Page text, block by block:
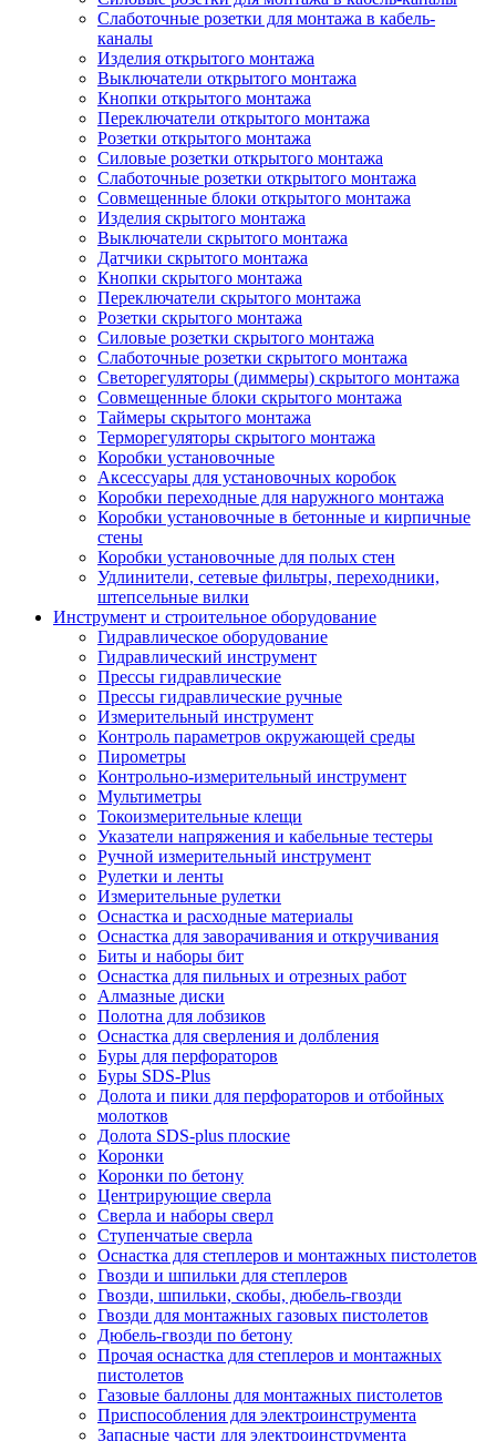
Слаботочные розетки для монтажа в кабель-
каналы
Изделия открытого монтажа
Выключатели открытого монтажа
Кнопки открытого монтажа
Переключатели открытого монтажа
Розетки открытого монтажа
Силовые розетки открытого монтажа
Слаботочные розетки открытого монтажа
Совмещенные блоки открытого монтажа
Изделия скрытого монтажа
Выключатели скрытого монтажа
Датчики скрытого монтажа
Кнопки скрытого монтажа
Переключатели скрытого монтажа
Розетки скрытого монтажа
Силовые розетки скрытого монтажа
Слаботочные розетки скрытого монтажа
Светорегуляторы (диммеры) скрытого монтажа
Совмещенные блоки скрытого монтажа
Таймеры скрытого монтажа
Терморегуляторы скрытого монтажа
Коробки установочные
Аксессуары для установочных коробок
Коробки переходные для наружного монтажа
Коробки установочные в бетонные и кирпичные
стены
Коробки установочные для полых стен
Удлинители, сетевые фильтры, переходники,
штепсельные вилки
Инструмент и строительное оборудование
Гидравлическое оборудование
Гидравлический инструмент
Прессы гидравлические
Прессы гидравлические ручные
Измерительный инструмент
Контроль параметров окружающей среды
Пирометры
Контрольно-измерительный инструмент
Мультиметры
Токоизмерительные клещи
Указатели напряжения и кабельные тестеры
Ручной измерительный инструмент
Рулетки и ленты
Измерительные рулетки
Оснастка и расходные материалы
Оснастка для заворачивания и откручивания
Биты и наборы бит
Оснастка для пильных и отрезных работ
Алмазные диски
Полотна для лобзиков
Оснастка для сверления и долбления
Буры для перфораторов
Буры SDS-Plus
Долота и пики для перфораторов и отбойных
молотков
Долота SDS-plus плоские
Коронки
Коронки по бетону
Центрирующие сверла
Сверла и наборы сверл
Ступенчатые сверла
Оснастка для степлеров и монтажных пистолетов
Гвозди и шпильки для степлеров
Гвозди, шпильки, скобы, дюбель-гвозди
Гвозди для монтажных газовых пистолетов
Дюбель-гвозди по бетону
Прочая оснастка для степлеров и монтажных
пистолетов
Газовые баллоны для монтажных пистолетов
Приспособления для электроинструмента
Запасные части для электроинструмента